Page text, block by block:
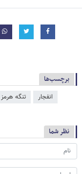
برچسب‌ها
انفجار تنگه هرمز
نظر شما